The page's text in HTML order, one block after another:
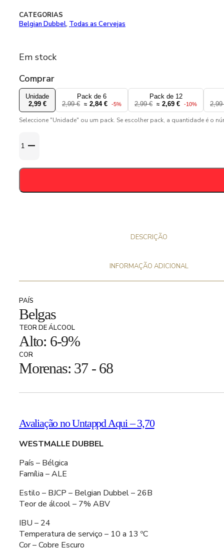
CATEGORIAS
Belgian Dubbel, Todas as Cervejas
Em stock
Comprar
Unidade
2,99 €
Pack de 6
2,99 €
≈ 2,84 € -5%
Pack de 12
2,99 €
≈ 2,69 € -10% 2,99
Seleccione "Unidade" ou um pack. Se escolher pack, a quantidade é o
de
Dubbel
33cl
DESCRIÇÃO
INFORMAÇÃO ADICIONAL
PAÍS
Belgas
TEOR DE ÁLCOOL
Alto: 6-9%
COR
Morenas: 37 - 68
Avaliação no Untappd Aqui – 3,70
WESTMALLE DUBBEL
País – Bélgica
Família – ALE
Estilo – BJCP – Belgian Dubbel – 26B
Teor de álcool – 7% ABV
IBU – 24
Temperatura de serviço – 10 a 13 ºC
Cor – Cobre Escuro